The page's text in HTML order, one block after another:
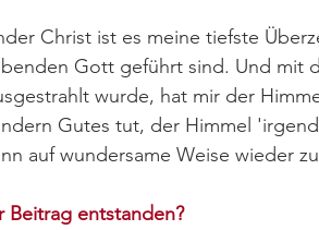
Christ ist es meine tiefste
Gott geführt sind. Und mit
wurde, hat mir der
Gutes tut, der Himmel
auf wundersame Weise wieder
Beitrag entstanden?